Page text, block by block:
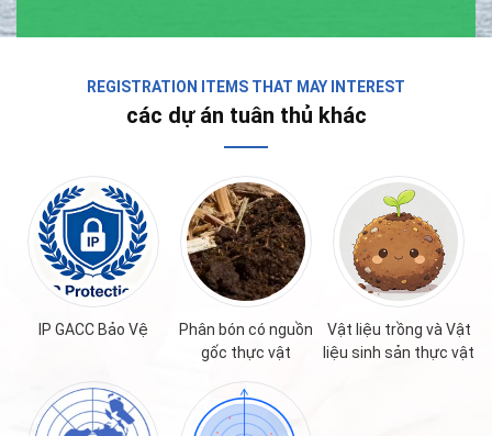
REGISTRATION ITEMS THAT MAY INTEREST
các dự án tuân thủ khác
IP GACC Bảo Vệ
Phân bón có nguồn
gốc thực vật
Vật liệu trồng và Vật
liệu sinh sản thực vật